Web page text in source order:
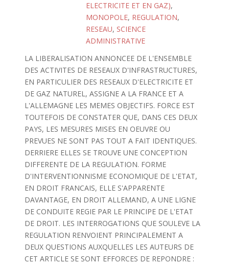
ELECTRICITE ET EN GAZ),
MONOPOLE, REGULATION,
RESEAU, SCIENCE
ADMINISTRATIVE
LA LIBERALISATION ANNONCEE DE L'ENSEMBLE
DES ACTIVITES DE RESEAUX D'INFRASTRUCTURES,
EN PARTICULIER DES RESEAUX D'ELECTRICITE ET
DE GAZ NATUREL, ASSIGNE A LA FRANCE ET A
L'ALLEMAGNE LES MEMES OBJECTIFS. FORCE EST
TOUTEFOIS DE CONSTATER QUE, DANS CES DEUX
PAYS, LES MESURES MISES EN OEUVRE OU
PREVUES NE SONT PAS TOUT A FAIT IDENTIQUES.
DERRIERE ELLES SE TROUVE UNE CONCEPTION
DIFFERENTE DE LA REGULATION. FORME
D'INTERVENTIONNISME ECONOMIQUE DE L'ETAT,
EN DROIT FRANCAIS, ELLE S'APPARENTE
DAVANTAGE, EN DROIT ALLEMAND, A UNE LIGNE
DE CONDUITE REGIE PAR LE PRINCIPE DE L'ETAT
DE DROIT. LES INTERROGATIONS QUE SOULEVE LA
REGULATION RENVOIENT PRINCIPALEMENT A
DEUX QUESTIONS AUXQUELLES LES AUTEURS DE
CET ARTICLE SE SONT EFFORCES DE REPONDRE :